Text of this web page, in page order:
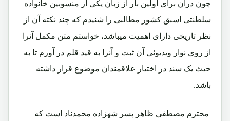
چون درآن برای اولین بار از زبان یکی از منسوبین خانواده
سلطنتی اسبق کشور مطالبی را شنیدم که چند نکته آن از
نظر تاریخی دارای اهمیت میباشد، خواستم متن مکمل آنرا
از روی نوار ویدیوئی آن ثبت و آنرا به قید قلم در آورم تا به
حیث یک سند در اختیار علاقمندان موضوع قرار داشته
باشد.
محترم مصطفی ظاهر پسر شهزاده محمدناد است که